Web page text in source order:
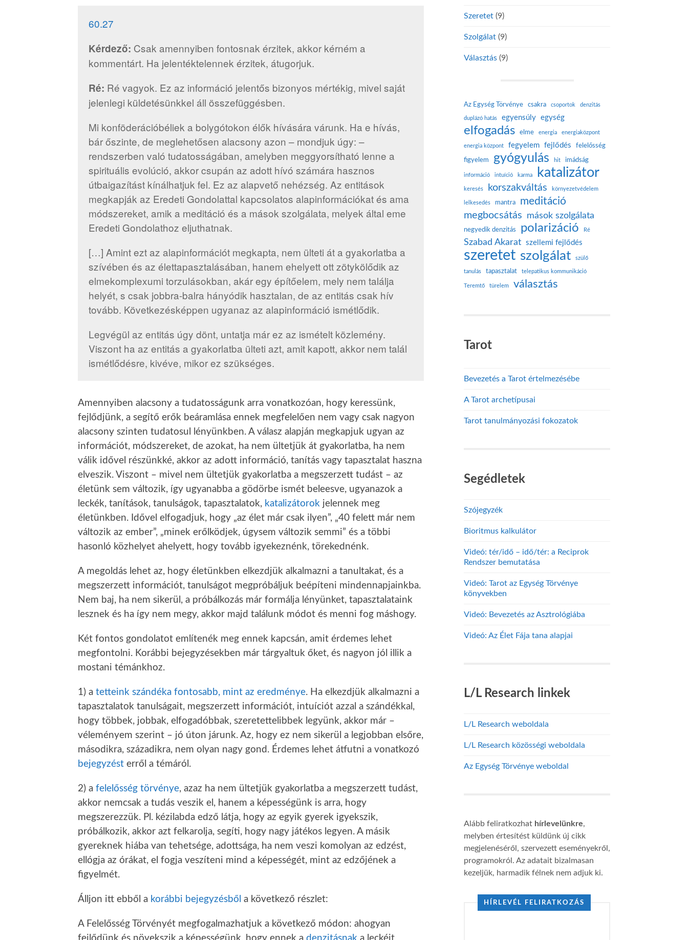
60.27
Kérdező: Csak amennyiben fontosnak érzitek, akkor kérném a
kommentárt. Ha jelentéktelennek érzitek, átugorjuk.
Ré: Ré vagyok. Ez az információ jelentős bizonyos mértékig, mivel saját
jelenlegi küldetésünkkel áll összefüggésben.
Mi konföderációbéliek a bolygótokon élők hívására várunk. Ha e hívás,
bár őszinte, de meglehetősen alacsony azon – mondjuk úgy: –
rendszerben való tudatosságában, amelyben meggyorsítható lenne a
spirituális evolúció, akkor csupán az adott hívó számára hasznos
útbaigazítást kínálhatjuk fel. Ez az alapvető nehézség. Az entitások
megkapják az Eredeti Gondolattal kapcsolatos alapinformációkat és ama
módszereket, amik a meditáció és a mások szolgálata, melyek által eme
Eredeti Gondolathoz eljuthatnak.
[…] Amint ezt az alapinformációt megkapta, nem ülteti át a gyakorlatba a
szívében és az élettapasztalásában, hanem ehelyett ott zötykölődik az
elmekomplexumi torzulásokban, akár egy építőelem, mely nem találja
helyét, s csak jobbra-balra hányódik hasztalan, de az entitás csak hív
tovább. Következésképpen ugyanaz az alapinformáció ismétlődik.
Legvégül az entitás úgy dönt, untatja már ez az ismételt közlemény.
Viszont ha az entitás a gyakorlatba ülteti azt, amit kapott, akkor nem talál
ismétlődésre, kivéve, mikor ez szükséges.
Amennyiben alacsony a tudatosságunk arra vonatkozóan, hogy keressünk,
fejlődjünk, a segítő erők beáramlása ennek megfelelően nem vagy csak nagyon
alacsony szinten tudatosul lényünkben. A válasz alapján megkapjuk ugyan az
információt, módszereket, de azokat, ha nem ültetjük át gyakorlatba, ha nem
válik idővel részünkké, akkor az adott információ, tanítás vagy tapasztalat haszna
elveszik. Viszont – mivel nem ültetjük gyakorlatba a megszerzett tudást – az
életünk sem változik, így ugyanabba a gödörbe ismét beleesve, ugyanazok a
leckék, tanítások, tanulságok, tapasztalatok, katalizátorok jelennek meg
életünkben. Idővel elfogadjuk, hogy „az élet már csak ilyen”, „40 felett már nem
változik az ember”, „minek erőlködjek, úgysem változik semmi” és a többi
hasonló közhelyet ahelyett, hogy tovább igyekeznénk, törekednénk.
A megoldás lehet az, hogy életünkben elkezdjük alkalmazni a tanultakat, és a
megszerzett információt, tanulságot megpróbáljuk beépíteni mindennapjainkba.
Nem baj, ha nem sikerül, a próbálkozás már formálja lényünket, tapasztalataink
lesznek és ha így nem megy, akkor majd találunk módot és menni fog máshogy.
Két fontos gondolatot említenék meg ennek kapcsán, amit érdemes lehet
megfontolni. Korábbi bejegyzésekben már tárgyaltuk őket, és nagyon jól illik a
mostani témánkhoz.
1) a tetteink szándéka fontosabb, mint az eredménye. Ha elkezdjük alkalmazni a
tapasztalatok tanulságait, megszerzett információt, intuíciót azzal a szándékkal,
hogy többek, jobbak, elfogadóbbak, szeretettelibbek legyünk, akkor már –
véleményem szerint – jó úton járunk. Az, hogy ez nem sikerül a legjobban elsőre,
másodikra, századikra, nem olyan nagy gond. Érdemes lehet átfutni a vonatkozó
bejegyzést erről a témáról.
2) a felelősség törvénye, azaz ha nem ültetjük gyakorlatba a megszerzett tudást,
akkor nemcsak a tudás veszik el, hanem a képességünk is arra, hogy
megszerezzük. Pl. kézilabda edző látja, hogy az egyik gyerek igyekszik,
próbálkozik, akkor azt felkarolja, segíti, hogy nagy játékos legyen. A másik
gyereknek hiába van tehetsége, adottsága, ha nem veszi komolyan az edzést,
ellógja az órákat, el fogja veszíteni mind a képességét, mint az edzőjének a
figyelmét.
Álljon itt ebből a korábbi bejegyzésből a következő részlet:
A Felelősség Törvényét megfogalmazhatjuk a következő módon: ahogyan
Szeretet (9)
Szolgálat (9)
Választás (9)
Az Egység Törvénye csakra csoportok denzitás
duplázó hatás egyensúly egység
elfogadás elme energia energiaközpont
energia központ fegyelem fejlődés
felelősség
figyelem
gyógyulás hit imádság
információ intuíció karma katalizátor
keresés korszakváltás környezetvédelem
lelkesedés mantra meditáció
megbocsátás mások szolgálata
negyedik denzitás polarizáció Ré
Szabad Akarat szellemi fejlődés
szeretet szolgálat szülő
tanulás tapasztalat telepatikus kommunikáció
Teremtő türelem választás
Tarot
Bevezetés a Tarot értelmezésébe
A Tarot archetípusai
Tarot tanulmányozási fokozatok
Segédletek
Szójegyzék
Bioritmus kalkulátor
Videó: tér/idő – idő/tér: a Reciprok
Rendszer bemutatása
Videó: Tarot az Egység Törvénye
könyvekben
Videó: Bevezetés az Asztrológiába
Videó: Az Élet Fája tana alapjai
L/L Research linkek
L/L Research weboldala
L/L Research közösségi weboldala
Az Egység Törvénye weboldal
Alább feliratkozhat hírlevelünkre,
melyben értesítést küldünk új cikk
megjelenéséről, szervezett eseményekről,
programokról. Az adatait bizalmasan
kezeljük, harmadik félnek nem adjuk ki.
HÍRLEVÉL FELIRATKOZÁS